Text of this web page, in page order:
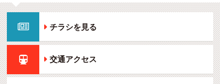
 チラシを見る
 交通アクセス